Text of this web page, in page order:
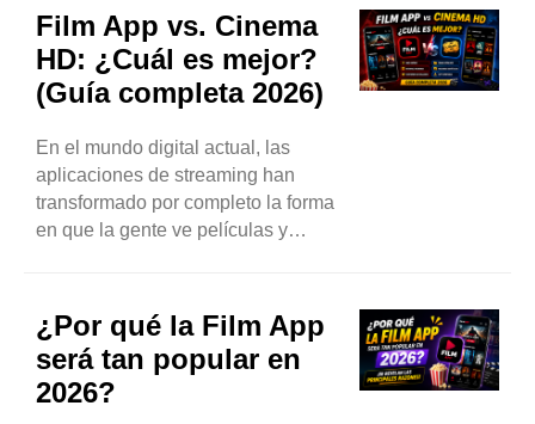
opciones de subtítulos flexibles en
muchos idiomas. Lo mejor de todo
es que no necesitas conocimientos
técnicos: una vez que sepas
Film App vs. Cinema
HD: ¿Cuál es mejor?
(Guía completa 2026)
En el mundo digital actual, las
aplicaciones de streaming han
transformado por completo la forma
en que la gente ve películas y
los usuarios ahora prefieren
plataformas de streaming flexibles y
fáciles de usar. Este cambio ha
hecho que...
¿Por qué la Film App
será tan popular en
2026?